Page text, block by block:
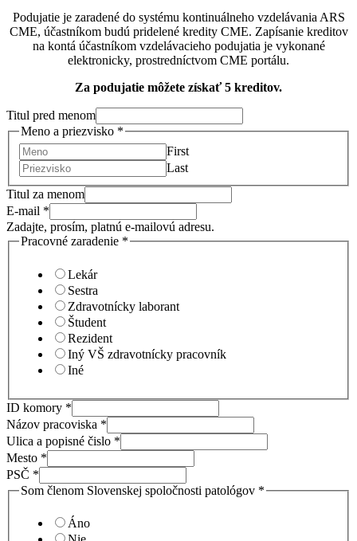
Podujatie je zaradené do systému kontinuálneho vzdelávania ARS
CME, účastníkom budú pridelené kredity CME. Zapísanie kreditov
na kontá účastníkom vzdelávacieho podujatia je vykonané
elektronicky, prostredníctvom CME portálu.
Za podujatie môžete získať 5 kreditov.
Titul pred menom
Meno a priezvisko *
First
Last
Titul za menom
E-mail *
Zadajte, prosím, platnú e-mailovú adresu.
Pracovné zaradenie *
Lekár
Sestra
Zdravotnícky laborant
Študent
Rezident
Iný VŠ zdravotnícky pracovník
Iné
ID komory *
Názov pracoviska *
Ulica a popisné čislo *
Mesto *
PSČ *
Som členom Slovenskej spoločnosti patológov *
Áno